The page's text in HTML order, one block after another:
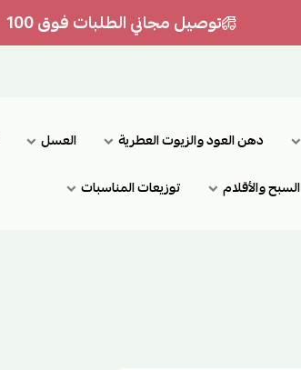
توصيل مجاني الطلبات فوق 100
دهن العود والزيوت العطرية العسل
السبح والأقلام توزيعات المناسبات